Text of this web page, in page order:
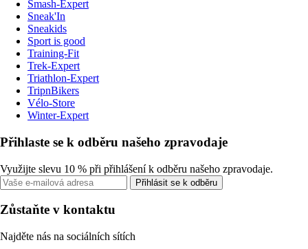
Smash-Expert
Sneak'In
Sneakids
Sport is good
Training-Fit
Trek-Expert
Triathlon-Expert
TripnBikers
Vélo-Store
Winter-Expert
Přihlaste se k odběru našeho zpravodaje
Využijte slevu 10 % při přihlášení k odběru našeho zpravodaje.
Přihlásit se k odběru
Zůstaňte v kontaktu
Najděte nás na sociálních sítích